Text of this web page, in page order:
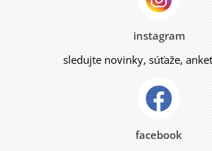
instagram
sledujte novinky, súťaže,
facebook